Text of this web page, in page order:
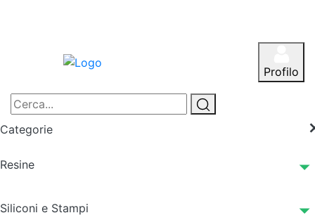
Profilo
Categorie
Resine
Siliconi e Stampi